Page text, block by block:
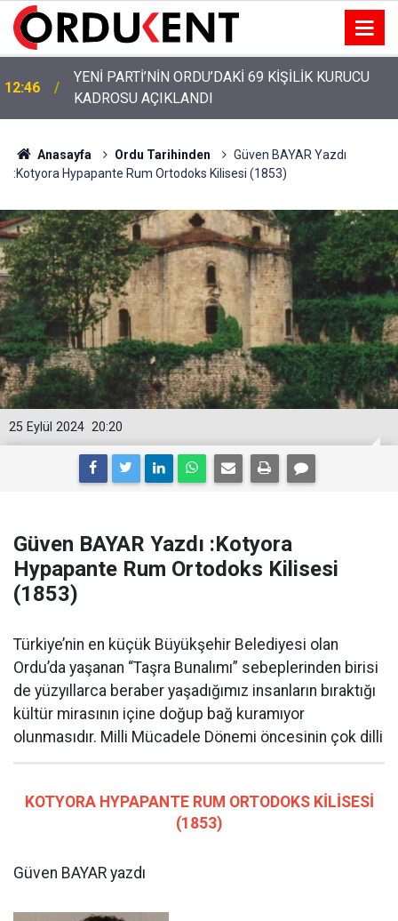
12:46
YENİ PARTİ’NİN ORDU’DAKİ 69 KİŞİLİK KURUCU
KADROSU AÇIKLANDI
Anasayfa Ordu Tarihinden
Güven BAYAR Yazdı
:Kotyora Hypapante Rum Ortodoks Kilisesi (1853)
20:20
25 Eylül 2024
Güven BAYAR Yazdı :Kotyora
Hypapante Rum Ortodoks Kilisesi
(1853)
Türkiye’nin en küçük Büyükşehir Belediyesi olan
Ordu’da yaşanan “Taşra Bunalımı” sebeplerinden birisi
de yüzyıllarca beraber yaşadığımız insanların bıraktığı
kültür mirasının içine doğup bağ kuramıyor
olunmasıdır. Milli Mücadele Dönemi öncesinin çok dilli
KOTYORA HYPAPANTE RUM ORTODOKS KİLİSESİ
(1853)
Güven BAYAR yazdı